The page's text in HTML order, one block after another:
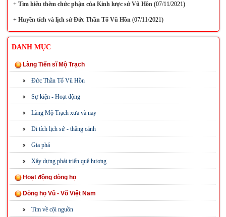
+Tìm hiểu thêm chức phận của Kinh lược sứ Vũ Hồn(07/11/2021)
+Huyền tích và lịch sử Đức Thần Tổ Vũ Hồn(07/11/2021)
DANH MỤC
Làng Tiến sĩ Mộ Trạch
Đức Thần Tổ Vũ Hồn
Sự kiện - Hoạt động
Làng Mộ Trạch xưa và nay
Di tích lịch sử - thắng cảnh
Gia phả
Xây dựng phát triển quê hương
Hoạt động dòng họ
Dòng họ Vũ - Võ Việt Nam
Tìm về cội nguồn